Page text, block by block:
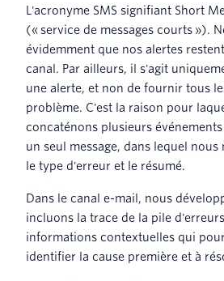
L'acronyme SMS signifiant Short
(« service de messages courts »).
évidemment que nos alertes
canal. Par ailleurs, il s'agit
une alerte, et non de fournir tous
problème. C'est la raison pour
concaténons plusieurs
un seul message, dans lequel
le type d'erreur et le résumé.
Dans le canal e-mail, nous
incluons la trace de la pile
informations contextuelles qui
identifier la cause première et à